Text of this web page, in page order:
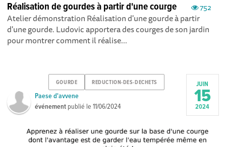
752
Réalisation de gourdes à partir d'une courge
Atelier démonstration Réalisation d'une gourde à partir
d'une gourde. Ludovic apportera des courges de son jardin
pour montrer comment il réalise...
GOURDE REDUCTION-DES-DECHETS
Paese d'avvene
événement publié le11/06/2024
JUIN
15
2024